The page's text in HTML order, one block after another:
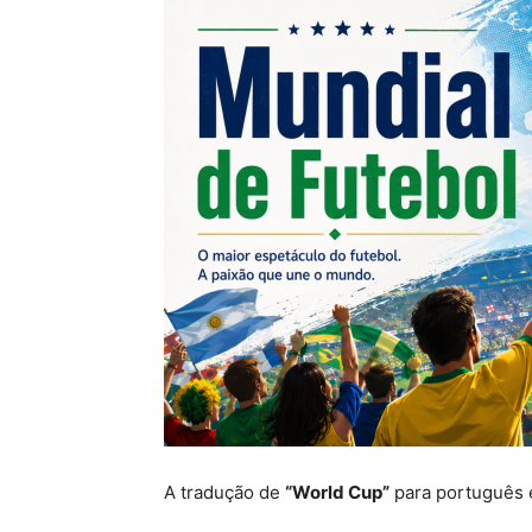
A tradução de “World Cup” para português